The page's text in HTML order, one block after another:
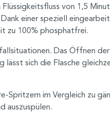
von 1,5
einer speziell
zu 100% phosphatfrei.
Das Öffnen
lässt sich die Flasche
Spritzern im Vergleich zu
auszuspülen.